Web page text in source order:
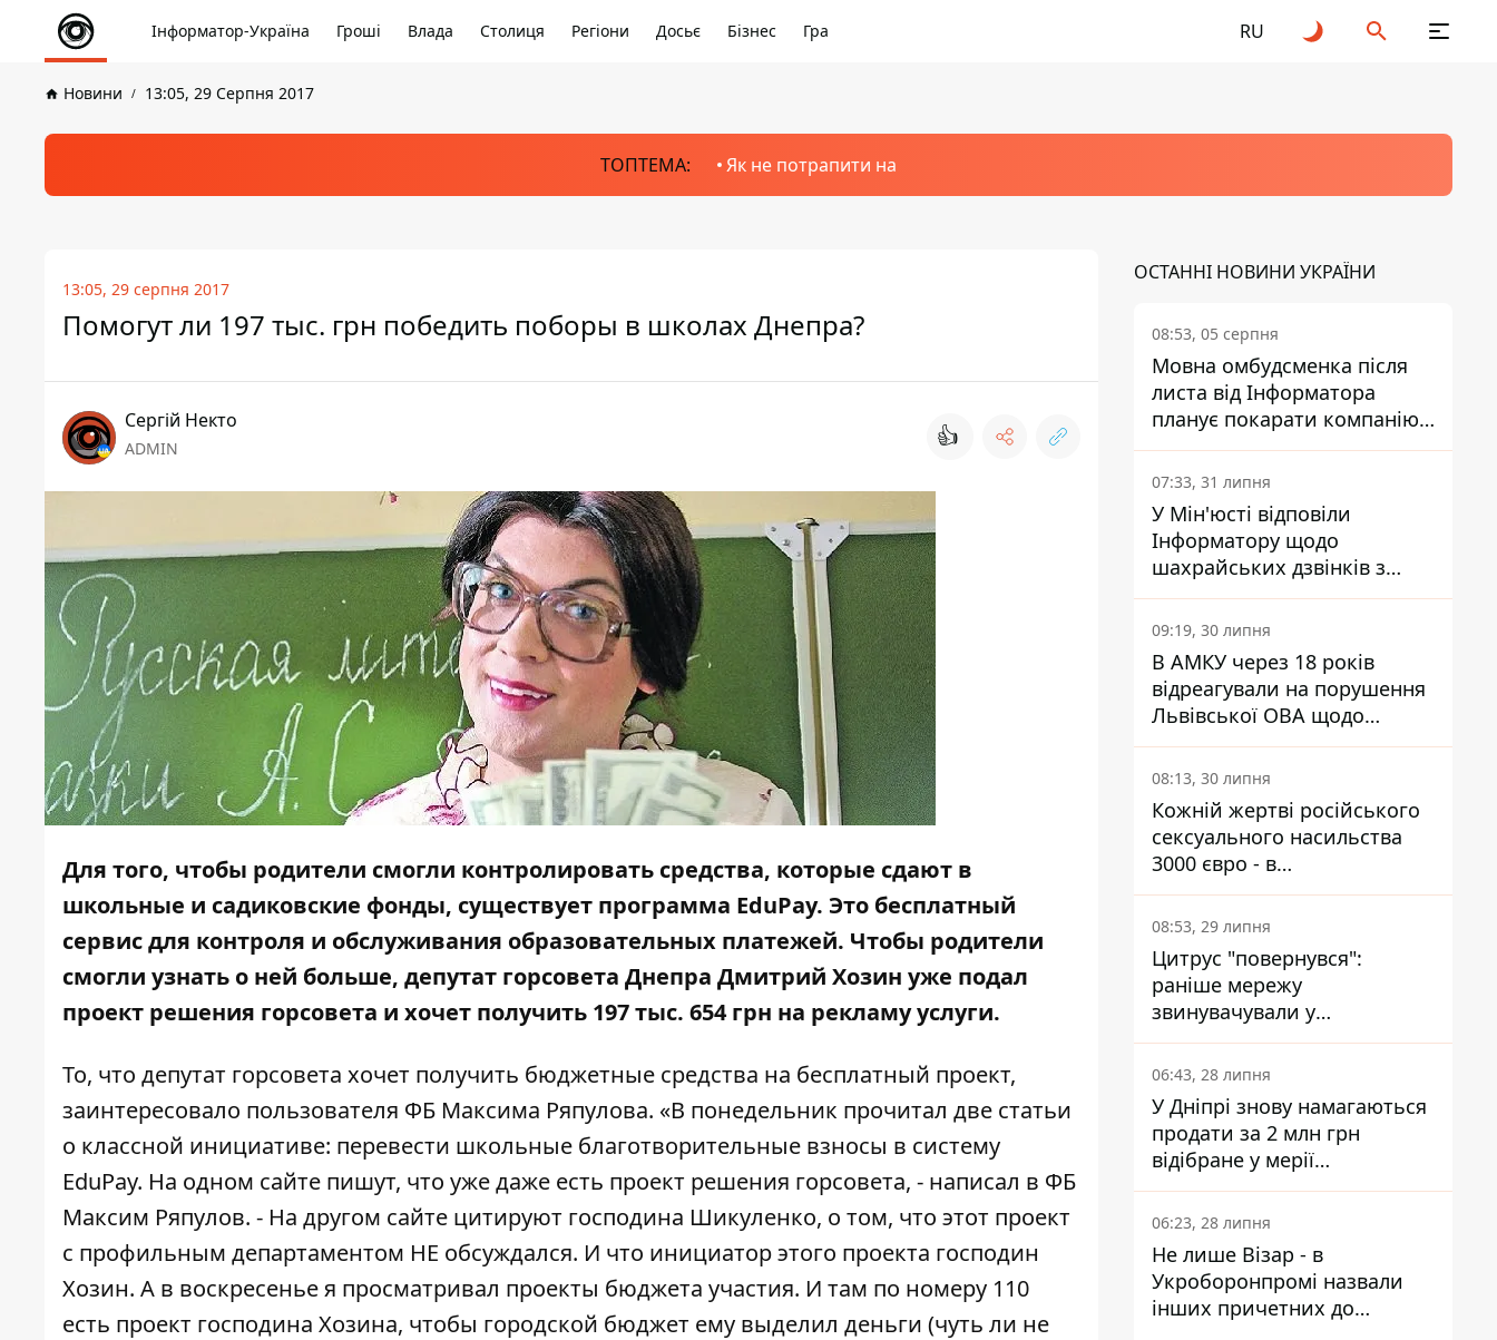
Інформатор-Україна Гроші Влада Столиця Регіони Досьє Бізнес Гра RU
Новини 13:05, 29 Серпня 2017
ТОПТЕМА: Як не потрапити на
13:05, 29 серпня 2017
Помогут ли 197 тыс. грн победить поборы в школах Днепра?
Сергій Некто
ADMIN 👍
Для того, чтобы родители смогли контролировать средства, которые сдают в
школьные и садиковские фонды, существует программа EduPay. Это бесплатный
сервис для контроля и обслуживания образовательных платежей. Чтобы родители
смогли узнать о ней больше, депутат горсовета Днепра Дмитрий Хозин уже подал
проект решения горсовета и хочет получить 197 тыс. 654 грн на рекламу услуги.
То, что депутат горсовета хочет получить бюджетные средства на бесплатный проект,
заинтересовало пользователя ФБ Максима Ряпулова. «В понедельник прочитал две статьи
о классной инициативе: перевести школьные благотворительные взносы в систему
EduPay. На одном сайте пишут, что уже даже есть проект решения горсовета, - написал в ФБ
Максим Ряпулов. - На другом сайте цитируют господина Шикуленко, о том, что этот проект
с профильным департаментом НЕ обсуждался. И что инициатор этого проекта господин
Хозин. А в воскресенье я просматривал проекты бюджета участия. И там по номеру 110
есть проект господина Хозина, чтобы городской бюджет ему выделил деньги (чуть ли не
ОСТАННІ НОВИНИ УКРАЇНИ
08:53, 05 серпня
Мовна омбудсменка після
листа від Інформатора
планує покарати компанію-
підрядника ПриватБанку
07:33, 31 липня
У Мін'юсті відповіли
Інформатору щодо
шахрайських дзвінків з
камери Сумського СІЗО так,
що ніхто нічого не зрозумів
09:19, 30 липня
В АМКУ через 18 років
відреагували на порушення
Львівської ОВА щодо
харчування у закладах
освіти
08:13, 30 липня
Кожній жертві російського
сексуального насильства
3000 євро - в
Мінсоцполітики пояснили
Інформатору, звідки на це
гроші
08:53, 29 липня
Цитрус "повернувся":
раніше мережу
звинувачували у
контрабанді техніки та
ухиленні від сплати
податків
06:43, 28 липня
У Дніпрі знову намагаються
продати за 2 млн грн
відібране у мерії
приміщення Укрпошти
06:23, 28 липня
Не лише Візар - в
Укроборонпромі назвали
інших причетних до